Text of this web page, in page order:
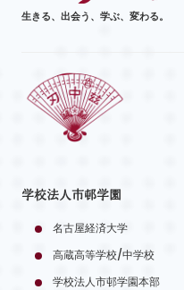
生きる、出会う、学ぶ、変わる。
学校法人市邨学園
名古屋経済大学
高蔵高等学校/中学校
学校法人市邨学園本部